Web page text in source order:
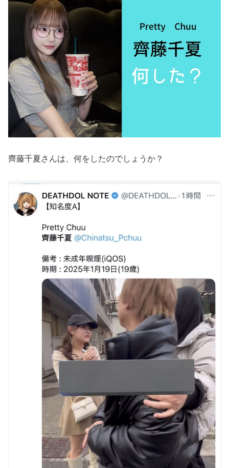
齊藤千夏さんは、何をしたのでしょうか？